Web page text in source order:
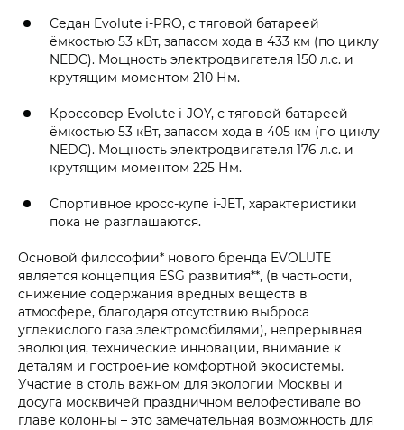
Седан Evolute i‑PRO, с тяговой батареей
ёмкостью 53 кВт, запасом хода в 433 км (по циклу
NEDC). Мощность электродвигателя 150 л.с. и
крутящим моментом 210 Нм.
Кроссовер Evolute i‑JOY, с тяговой батареей
ёмкостью 53 кВт, запасом хода в 405 км (по циклу
NEDC). Мощность электродвигателя 176 л.с. и
крутящим моментом 225 Нм.
Спортивное кросс-купе i‑JET, характеристики
пока не разглашаются.
Основой философии* нового бренда EVOLUTE
является концепция ESG развития**, (в частности,
снижение содержания вредных веществ в
атмосфере, благодаря отсутствию выброса
углекислого газа электромобилями), непрерывная
эволюция, технические инновации, внимание к
деталям и построение комфортной экосистемы.
Участие в столь важном для экологии Москвы и
досуга москвичей праздничном велофестивале во
главе колонны – это замечательная возможность для